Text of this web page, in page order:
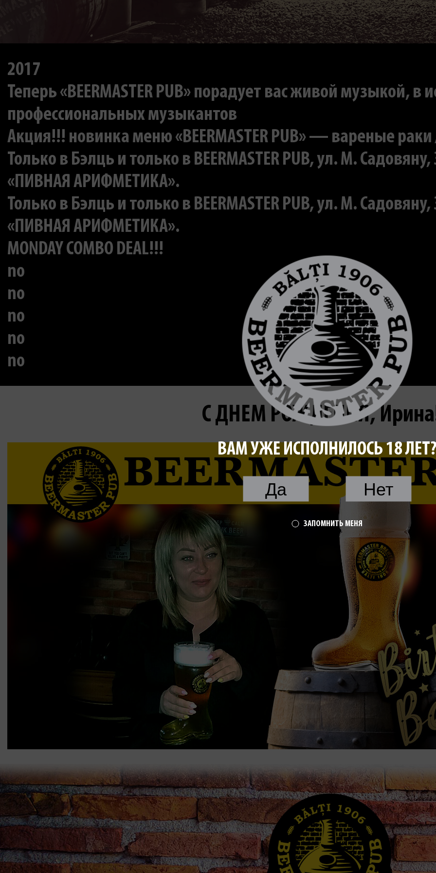
2017
Теперь «BEERMASTER PUB» порадует вас живой музыкой, в
профессиональных музыкантов
Акция!!! новинка меню «BEERMASTER PUB» — вареные
Только в Бэлць и только в BEERMASTER PUB, ул. M.
«ПИВНАЯ АРИФМЕТИКА».
Только в Бэлць и только в BEERMASTER PUB, ул. M.
«ПИВНАЯ АРИФМЕТИКА».
MONDAY COMBO DEAL!!!
no
no
no
no
no
С ДНЕМ РОЖДЕНИЯ,
ВАМ УЖЕ ИСПОЛНИЛОСЬ 18
Да Нет
ЗАПОМНИТЬ МЕНЯ